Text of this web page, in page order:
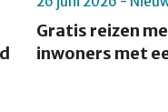
Gratis reizen
inwoners met